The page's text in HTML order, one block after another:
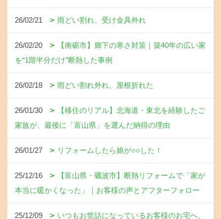
26/02/21 雨どい割れ、受け金具外れ
26/02/20
【南砺市】廊下の寒さ対策｜築40年の広い家
を“1階半分だけ”断熱した事例
26/02/18 雨どい割れ外れ、屋根折れた
26/01/30
【移住のリアル】北海道・東北を経験したご
家族が、最後に「富山県」を選んだ納得の理由
26/01/27 リフォームしたら娘が○○した！
25/12/16
【富山県・礪波市】断熱リフォームで「家が
本当に暖かくなった」｜お客様の声とアフターフォロー
25/12/09
いつもお世話になっているお客様のお宅へ、